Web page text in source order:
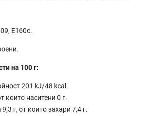
Е160с.
на 100 г:
201 kJ/48 kcal.
които наситени 0 г.
г, от които захари 7,4 г.